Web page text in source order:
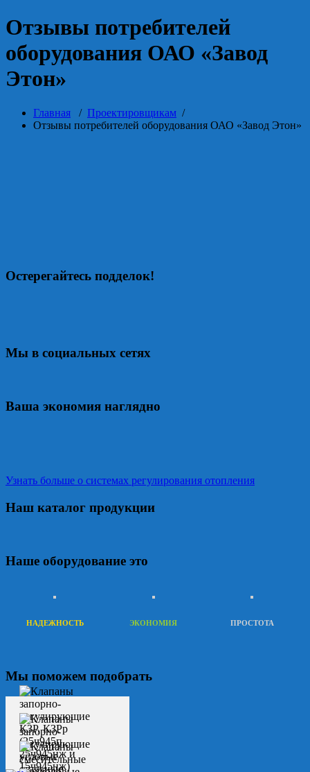
Отзывы потребителей
оборудования ОАО «Завод
Этон»
Главная / Проектировщикам /
Отзывы потребителей оборудования ОАО «Завод Этон»
Остерегайтесь подделок!
Мы в социальных сетях
Ваша экономия наглядно
Узнать больше о системах регулирования отопления
Наш каталог продукции
Наше оборудование это
НАДЕЖНОСТЬ ЭКОНОМИЯ ПРОСТОТА
Мы поможем подобрать